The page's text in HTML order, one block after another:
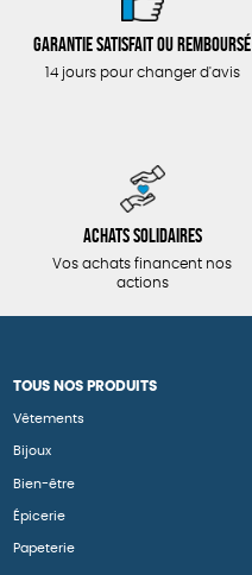
Garantie satisfait ou remboursé
14 jours pour changer d'avis
Achats solidaires
Vos achats financent nos
actions
TOUS NOS PRODUITS
Vêtements
Bijoux
Bien-être
Épicerie
Papeterie